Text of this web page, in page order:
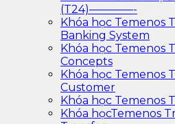
(T24)————-
Khóa học Temenos
Banking System
Khóa học Temenos
Concepts
Khóa học Temenos
Customer
Khóa học Temenos
Khóa họcTemenos